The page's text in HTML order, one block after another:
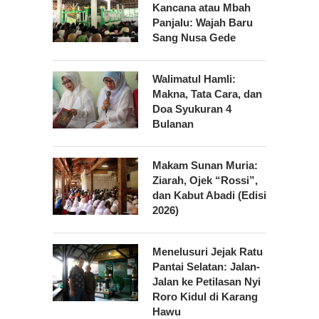
Kancana atau Mbah
Panjalu: Wajah Baru
Sang Nusa Gede
Walimatul Hamli:
Makna, Tata Cara, dan
Doa Syukuran 4
Bulanan
Makam Sunan Muria:
Ziarah, Ojek “Rossi”,
dan Kabut Abadi (Edisi
2026)
Menelusuri Jejak Ratu
Pantai Selatan: Jalan-
Jalan ke Petilasan Nyi
Roro Kidul di Karang
Hawu